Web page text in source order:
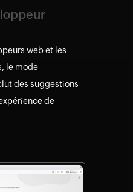
web et les
le mode
des suggestions
de